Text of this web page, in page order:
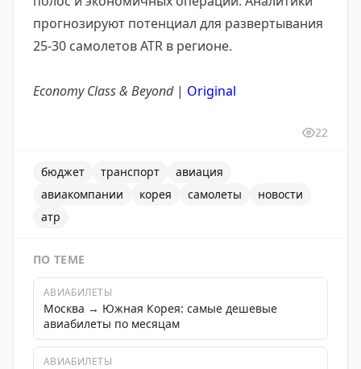
прогнозируют потенциал для развертывания
25-30 самолетов ATR в регионе.
Economy Class & Beyond| Original
22
бюджет транспорт
авиация
авиакомпании
корея самолеты
новости
атр
ПО ТЕМЕ
АВИАБИЛЕТЫ
Москва → Южная Корея: самые дешевые
авиабилеты по месяцам
АВИАБИЛЕТЫ